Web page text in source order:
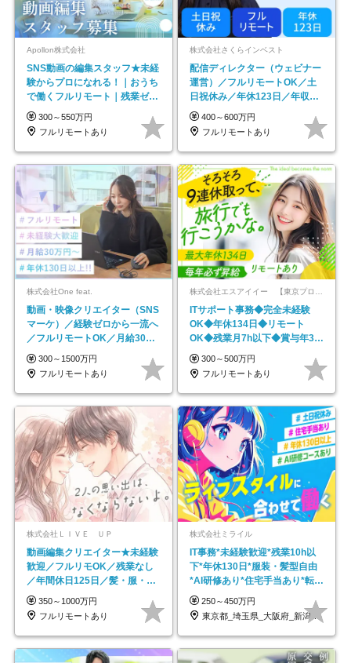
Apollon株式会社
SNS動画の編集スタッフ★未経
験からプロになれる！｜おうち
で働くフルリモート｜残業ゼロ
で18時退勤◎
300～550万円
フルリモートあり
株式会社さくらインベスト
配信ディレクター（ウェビナー
運営）／フルリモートOK／土
日祝休み／年休123日／年収
600万円可
400～600万円
フルリモートあり
株式会社One feat.
動画・映像クリエイター（SNS
マーケ）／経験ゼロから一流へ
／フルリモートOK／月給30万
円～／年休130日以上
300～1500万円
フルリモートあり
ITサポート事務◆完全未経験
OK◆年休134日◆リモート
OK◆残業月7h以下◆賞与年3回
◆5年目まで必ず昇給
300～500万円
フルリモートあり
株式会社ＬＩＶＥ ＵＰ
動画編集クリエイター★未経験
歓迎／フルリモOK／残業なし
／年間休日125日／髪・服・ネ
イル自由／研修充実で安心
350～1000万円
フルリモートあり
株式会社ミライル
IT事務*未経験歓迎*残業10h以
下*年休130日*服装・髪型自由
*AI研修あり*住宅手当あり*転勤
なし
250～450万円
東京都_埼玉県_大阪府_新潟県_福岡県